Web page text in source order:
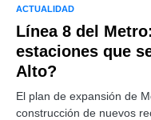
ACTUALIDAD
Línea 8 del
estaciones que
Alto?
El plan de expansión de
construcción de nuevos